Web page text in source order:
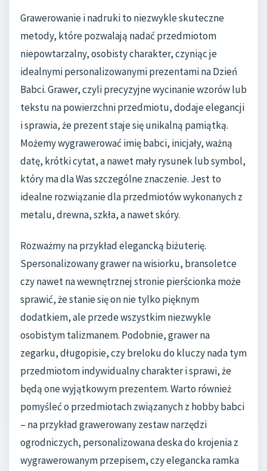
Grawerowanie i nadruki to niezwykle skuteczne
metody, które pozwalają nadać przedmiotom
niepowtarzalny, osobisty charakter, czyniąc je
idealnymi personalizowanymi prezentami na Dzień
Babci. Grawer, czyli precyzyjne wycinanie wzorów lub
tekstu na powierzchni przedmiotu, dodaje elegancji
i sprawia, że prezent staje się unikalną pamiątką.
Możemy wygrawerować imię babci, inicjały, ważną
datę, krótki cytat, a nawet mały rysunek lub symbol,
który ma dla Was szczególne znaczenie. Jest to
idealne rozwiązanie dla przedmiotów wykonanych z
metalu, drewna, szkła, a nawet skóry.
Rozważmy na przykład elegancką biżuterię.
Spersonalizowany grawer na wisiorku, bransoletce
czy nawet na wewnętrznej stronie pierścionka może
sprawić, że stanie się on nie tylko pięknym
dodatkiem, ale przede wszystkim niezwykle
osobistym talizmanem. Podobnie, grawer na
zegarku, długopisie, czy breloku do kluczy nada tym
przedmiotom indywidualny charakter i sprawi, że
będą one wyjątkowym prezentem. Warto również
pomyśleć o przedmiotach związanych z hobby babci
– na przykład grawerowany zestaw narzędzi
ogrodniczych, personalizowana deska do krojenia z
wygrawerowanym przepisem, czy elegancka ramka